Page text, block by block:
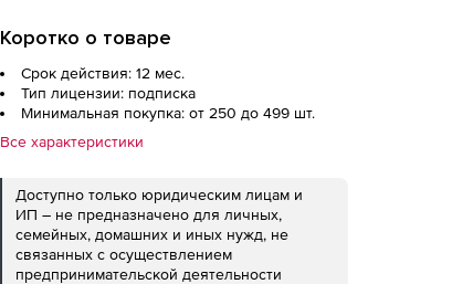
Коротко о товаре
Срок действия: 12 мес.
Тип лицензии: подписка
Минимальная покупка: от 250 до 499 шт.
Все характеристики
Доступно только юридическим лицам и
ИП – не предназначено для личных,
семейных, домашних и иных нужд, не
связанных с осуществлением
предпринимательской деятельности